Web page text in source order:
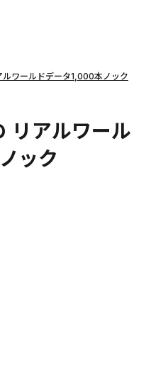
ワールドデータ1,000本ノック
リアルワール
ック